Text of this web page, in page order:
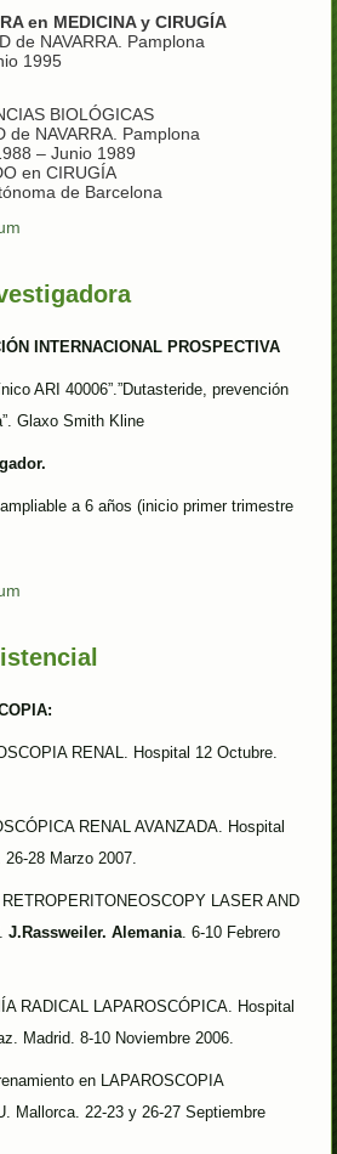
en MEDICINA y CIRUGÍA
de NAVARRA. Pamplona
1995
BIOLÓGICAS
de NAVARRA. Pamplona
– Junio 1989
en CIRUGÍA
de Barcelona
PROSPECTIVA
ARI 40006”.”Dutasteride, prevención
Glaxo Smith Kline
a 6 años (inicio primer trimestre
RENAL. Hospital 12 Octubre.
RENAL AVANZADA. Hospital
28 Marzo 2007.
RETROPERITONEOSCOPY LASER AND
J.Rassweiler. Alemania . 6-10 Febrero
RADICAL LAPAROSCÓPICA. Hospital
Madrid. 8-10 Noviembre 2006.
en LAPAROSCOPIA
Mallorca. 22-23 y 26-27 Septiembre